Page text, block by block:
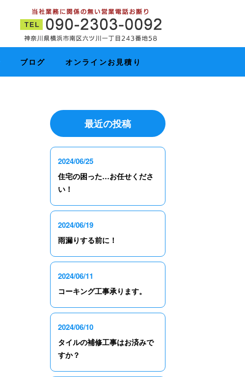
ブログ オンラインお見積り
最近の投稿
2024/06/25
住宅の困った…お任せくださ
い！
2024/06/19
雨漏りする前に！
2024/06/11
コーキング工事承ります。
2024/06/10
タイルの補修工事はお済みで
すか？